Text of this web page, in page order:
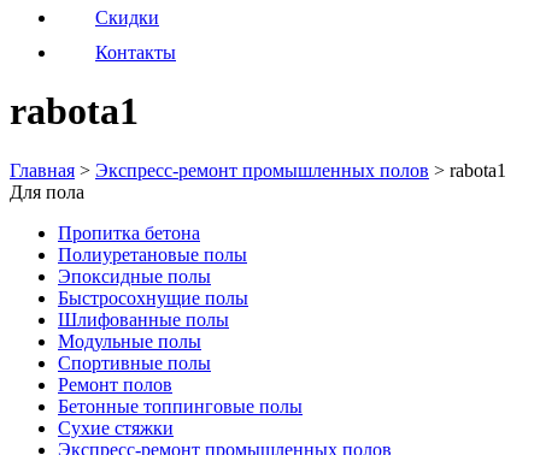
Скидки
Контакты
rabota1
Главная > Экспресс-ремонт промышленных полов > rabota1
Для пола
Пропитка бетона
Полиуретановые полы
Эпоксидные полы
Быстросохнущие полы
Шлифованные полы
Модульные полы
Спортивные полы
Ремонт полов
Бетонные топпинговые полы
Сухие стяжки
Экспресс-ремонт промышленных полов